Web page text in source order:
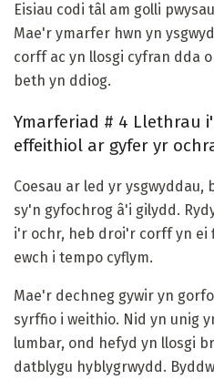
Eisiau codi tâl am golli
Mae'r ymarfer hwn yn
corff ac yn llosgi cyfran dda
beth yn ddiog.
Ymarferiad # 4 Llethrau
effeithiol ar gyfer yr
Coesau ar led yr ysgwyddau,
sy'n gyfochrog â'i gilydd.
i'r ochr, heb droi'r corff yn ei
ewch i tempo cyflym.
Mae'r dechneg gywir yn
syrffio i weithio. Nid yn unig
lumbar, ond hefyd yn llosgi
datblygu hyblygrwydd.